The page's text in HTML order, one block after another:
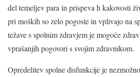
del temeljev para in prispeva h kakovosti
pri moških so zelo pogoste in vplivajo na
težave s spolnim zdravjem je mogoče
vprašanjih pogovori s svojim zdravnikom.
Opredelitev spolne disfunkcije je